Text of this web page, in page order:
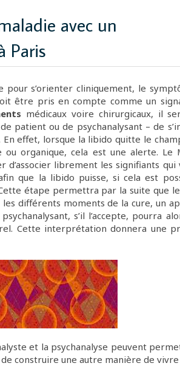
avec un
Paris
pour s’orienter cliniquement, le
être pris en compte comme un
médicaux voire chirurgicaux, il
patient ou de psychanalysant – de
En effet, lorsque la libido quitte le
ou organique, cela est une alerte. Le
d’associer librement les signifiants
que la libido puisse, si cela est
étape permettra par la suite que
les différents moments de la cure, un
s’il l’accepte, pourra
Cette interprétation donnera une
et la psychanalyse peuvent
construire une autre manière de vivre